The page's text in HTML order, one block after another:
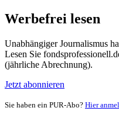
Werbefrei lesen
Unabhängiger Journalismus
Lesen Sie
(jährliche Abrechnung).
Jetzt abonnieren
Sie haben ein PUR-Abo? Hier